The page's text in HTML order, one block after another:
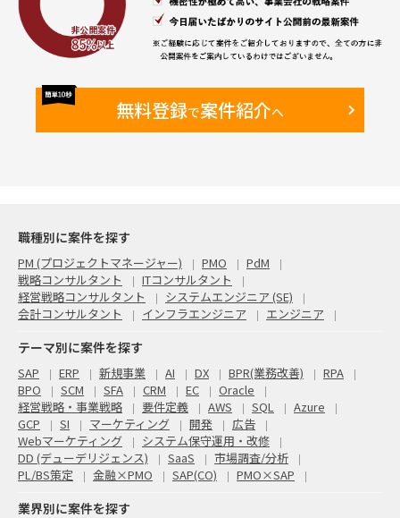
無料登録で案件紹介へ
職種別に案件を探す
PM (プロジェクトマネージャー) PMO
PdM
戦略コンサルタント
ITコンサルタント
経営戦略コンサルタント
システムエンジニア (SE)
会計コンサルタント
インフラエンジニア エンジニア
テーマ別に案件を探す
SAP ERP 新規事業 AI DX BPR(業務改善)
RPA
BPO
SCM SFA CRM EC
Oracle
経営戦略・事業戦略
要件定義 AWS SQL
Azure
GCP
SI マーケティング 開発
広告
Webマーケティング
システム保守運用・改修
DD (デューデリジェンス)
SaaS
市場調査/分析
PL/BS策定
金融×PMO SAP(CO) PMO×SAP
業界別に案件を探す